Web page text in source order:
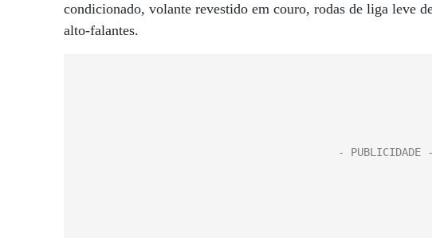
condicionado, volante revestido em couro, rodas de liga leve
alto-falantes.